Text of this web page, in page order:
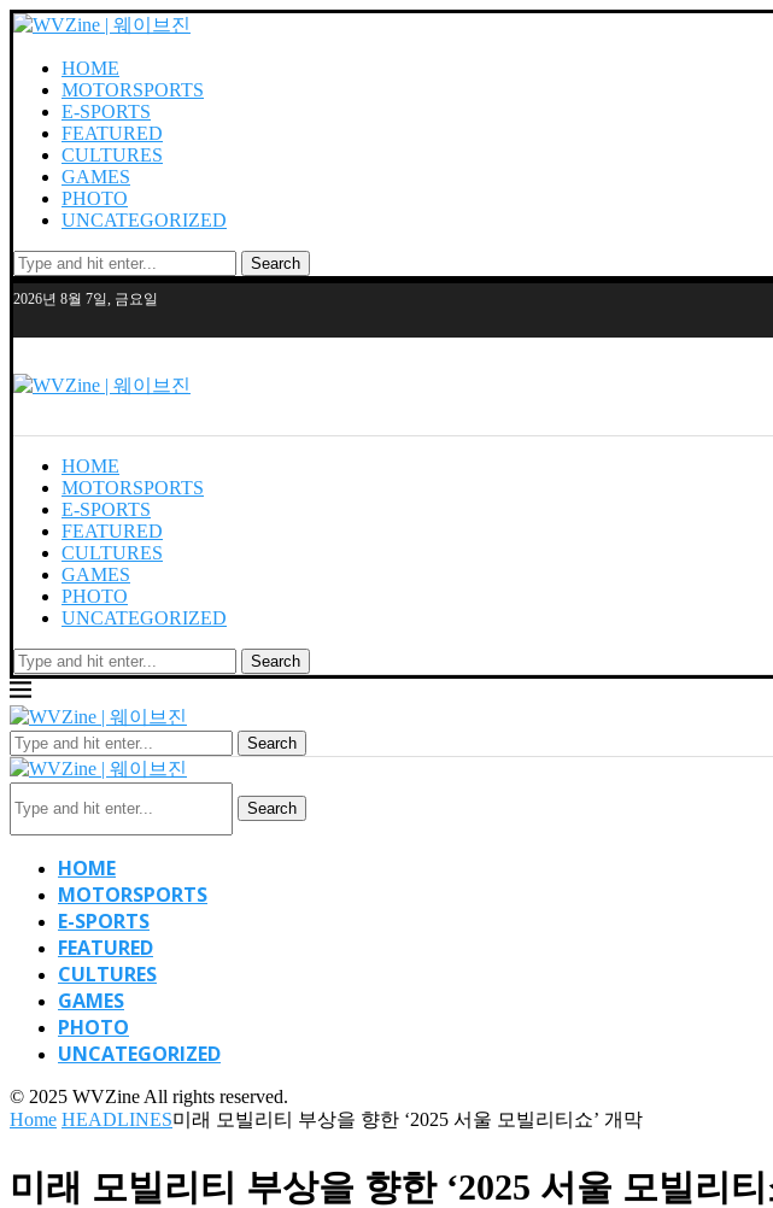
HOME
MOTORSPORTS
E-SPORTS
FEATURED
CULTURES
GAMES
PHOTO
UNCATEGORIZED
Search
2026년 8월 7일, 금요일
HOME
MOTORSPORTS
E-SPORTS
FEATURED
CULTURES
GAMES
PHOTO
UNCATEGORIZED
Search
Search
Search
HOME
MOTORSPORTS
E-SPORTS
FEATURED
CULTURES
GAMES
PHOTO
UNCATEGORIZED
© 2025 WVZine All rights reserved.
Home HEADLINES미래 모빌리티 부상을 향한 ‘2025 서울 모빌리티쇼’ 개막
미래 모빌리티 부상을 향한 ‘2025 서울 모빌리